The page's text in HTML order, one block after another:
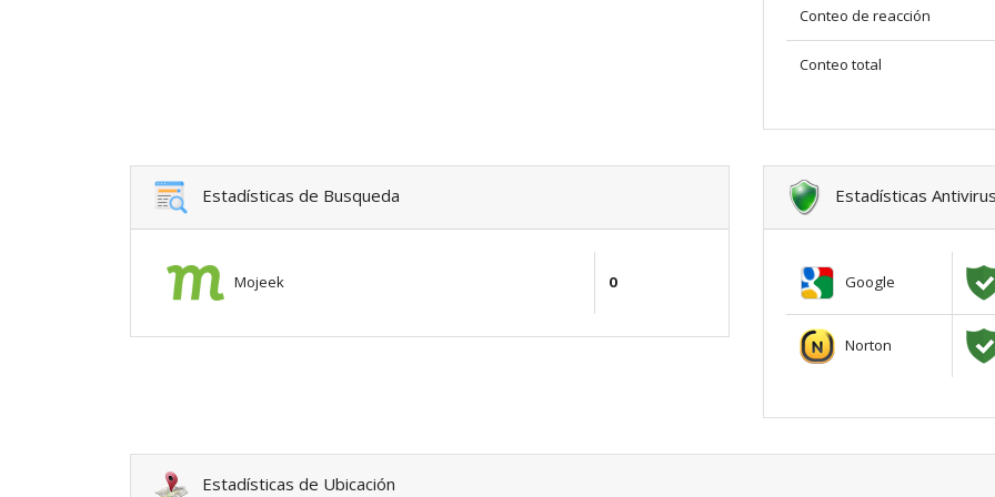
Conteo de reacción
Conteo total
Estadísticas de Busqueda
Mojeek 0
Estadísticas Antivirus
Google
Norton
Estadísticas de Ubicación